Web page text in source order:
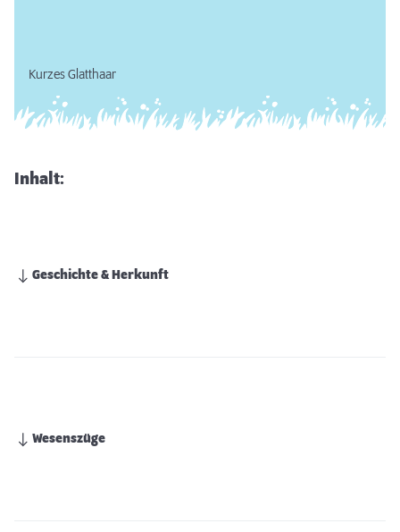
Kurzes Glatthaar
Inhalt:
Geschichte & Herkunft
Wesenszüge